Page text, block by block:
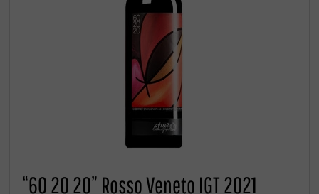
“60 20 20” Rosso Veneto IGT 2021